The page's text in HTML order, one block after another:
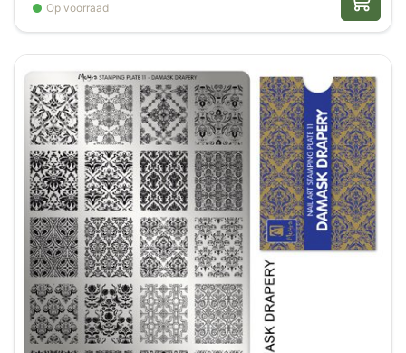
ontwerpen kun je eindeloos variëren. Bovendien
klanten toch kunt verrassen met unieke en
stijlvolle nageldesigns. Daardoor is deze plate een
waardevolle investering voor iedere nagelstylist
die graag creatief werkt en haar aanbod wil
uitbreiden.
Op voorraad